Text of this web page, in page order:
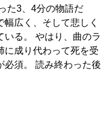
た3、4分の物語だ
広く、そして悲しく
いる。 やはり、曲のラ
に成り代わって死を受
必須。 読み終わった後